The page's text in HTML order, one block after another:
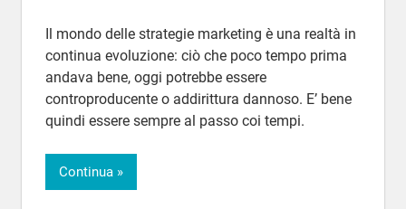
Il mondo delle strategie marketing è una realtà in
continua evoluzione: ciò che poco tempo prima
andava bene, oggi potrebbe essere
controproducente o addirittura dannoso. E’ bene
quindi essere sempre al passo coi tempi.
Continua